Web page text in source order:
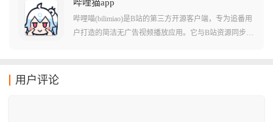
析能力能带来不一样的体验。拟声还支持视频MV播放、
Anime4K实时画质提升、逐帧播放等高级功能,可以同时
登录多个移动端,没有登录次数限制。搭配动态歌词弹幕
哔哩猫app
哔哩喵(bilimiao)是B站的第三方开源客户端，专为追番用
户打造的简洁无广告视频播放应用。它与B站资源同步，
用户评论